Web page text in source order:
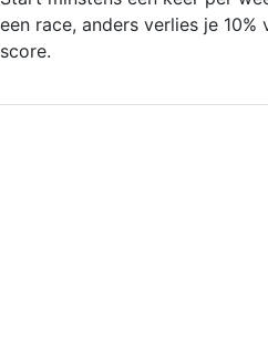
een race, anders verlies je 10%
score.